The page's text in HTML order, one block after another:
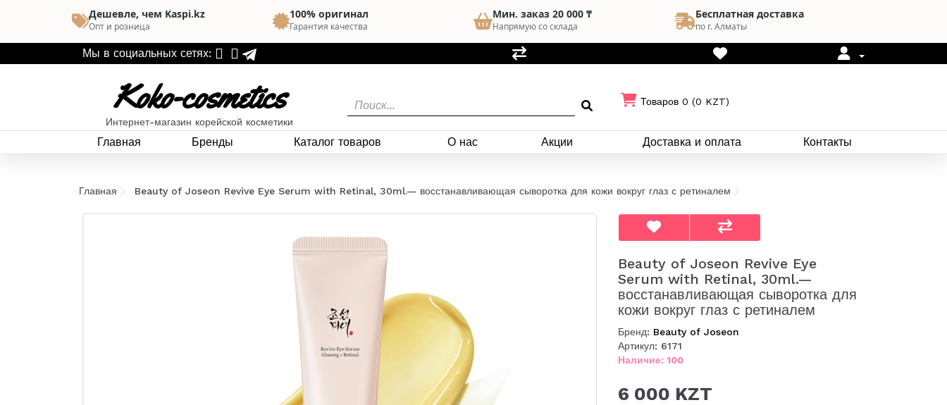
Дешевле, чем Kaspi.kz
Опт и розница
100% оригинал
Гарантия качества
Мин. заказ 20 000 ₸
Напрямую со склада
Бесплатная доставка
по г. Алматы
Мы в социальных сетях:
Koko-cosmetics
Интернет-магазин корейской косметики
Товаров 0 (0 KZT)
Главная Бренды Каталог товаров О нас Акции Доставка и оплата Контакты
Главная Beauty of Joseon Revive Eye Serum with Retinal, 30ml.— восстанавливающая сыворотка для кожи вокруг глаз с ретиналем
Beauty of Joseon Revive Eye
Serum with Retinal, 30ml.—
восстанавливающая сыворотка для
кожи вокруг глаз с ретиналем
Бренд: Beauty of Joseon
Артикул: 6171
Наличие: 100
6 000 KZT